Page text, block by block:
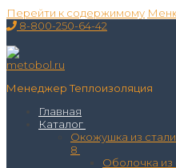
Перейти к содержимому
8-800-250-64-42
Менеджер Теплоизоляция
Главная
Каталог
Окожушка из
8
Оболочка из